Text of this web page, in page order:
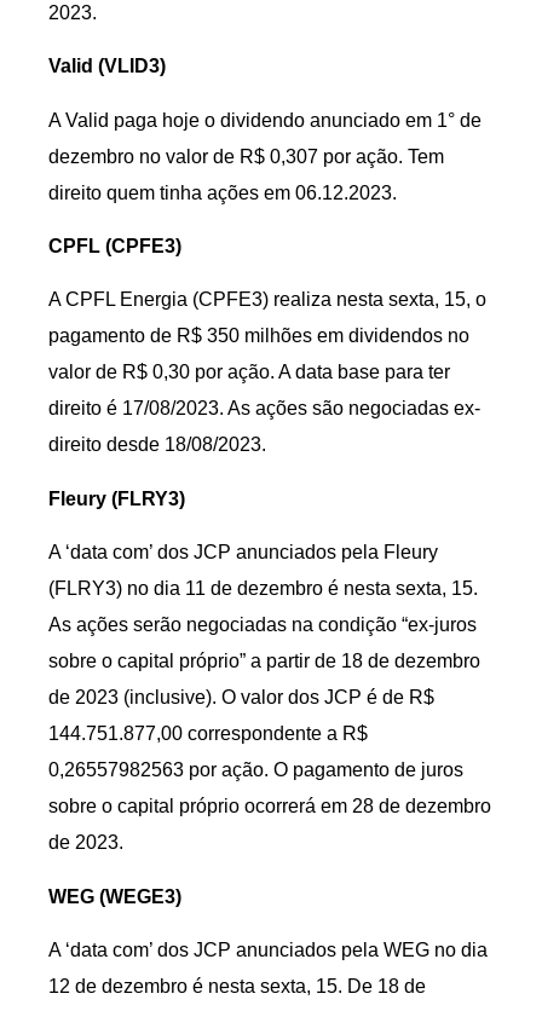
2023.
Valid (VLID3)
A Valid paga hoje o dividendo anunciado em 1° de
dezembro no valor de R$ 0,307 por ação. Tem
direito quem tinha ações em 06.12.2023.
CPFL (CPFE3)
A CPFL Energia (CPFE3) realiza nesta sexta, 15, o
pagamento de R$ 350 milhões em dividendos no
valor de R$ 0,30 por ação. A data base para ter
direito é 17/08/2023. As ações são negociadas ex-
direito desde 18/08/2023.
Fleury (FLRY3)
A ‘data com’ dos JCP anunciados pela Fleury
(FLRY3) no dia 11 de dezembro é nesta sexta, 15.
As ações serão negociadas na condição “ex-juros
sobre o capital próprio” a partir de 18 de dezembro
de 2023 (inclusive). O valor dos JCP é de R$
144.751.877,00 correspondente a R$
0,26557982563 por ação. O pagamento de juros
sobre o capital próprio ocorrerá em 28 de dezembro
de 2023.
WEG (WEGE3)
A ‘data com’ dos JCP anunciados pela WEG no dia
12 de dezembro é nesta sexta, 15. De 18 de